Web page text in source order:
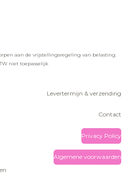
aan de vrijstellingsregeling van belasting.
niet toepasselijk
Levertermijn & verzending
Contact
Privacy Policy
Algemene voorwaarden